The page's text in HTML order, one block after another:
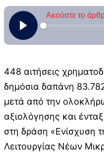
448 αιτήσεις
δημόσια δαπάνη
μετά από την
αξιολόγησης και
στη δράση «Ενίσχυση
Λειτουργίας Νέων